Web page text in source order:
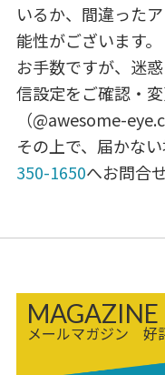
いるか、間違った
能性がございます。
お手数ですが、迷
信設定をご確認・
（@awesome-
その上で、届かな
350-1650へお問合
MAGAZINE
メールマガジン 好